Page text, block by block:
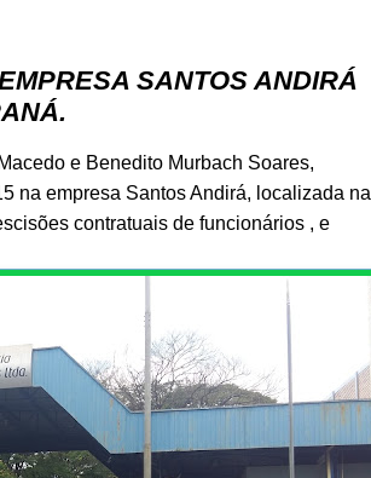
SANTOS ANDIRÁ
e Benedito Murbach Soares,
na empresa Santos Andirá, localizada na
contratuais de funcionários , e